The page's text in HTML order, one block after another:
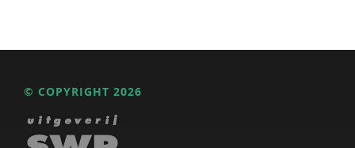
© COPYRIGHT 2026